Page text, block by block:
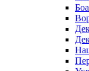
Боа